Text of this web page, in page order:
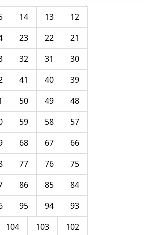
12
13
14
21
22
23
30
31
32
39
40
41
48
49
50
57
58
59
66
67
68
75
76
77
84
85
86
93
94
95
102
103
104